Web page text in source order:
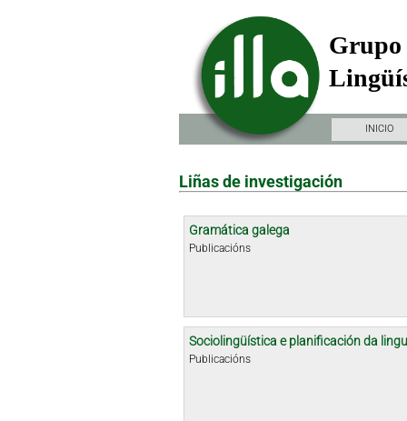
Grupo
INICIO
Liñas de investigación
Gramática galega
Publicacións
Sociolingüística e planificación da
Publicacións